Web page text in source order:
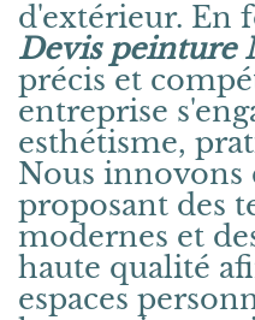
d'extérieur. En
Devis peinture
précis et
entreprise
esthétisme,
Nous innovons
proposant des
modernes et
haute qualité
espaces